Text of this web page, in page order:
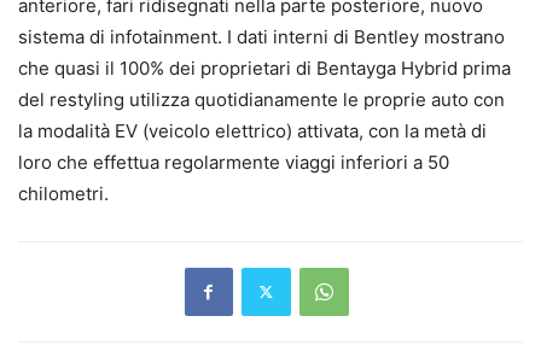
anteriore, fari ridisegnati nella parte posteriore, nuovo
sistema di infotainment. I dati interni di Bentley mostrano
che quasi il 100% dei proprietari di Bentayga Hybrid prima
del restyling utilizza quotidianamente le proprie auto con
la modalità EV (veicolo elettrico) attivata, con la metà di
loro che effettua regolarmente viaggi inferiori a 50
chilometri.